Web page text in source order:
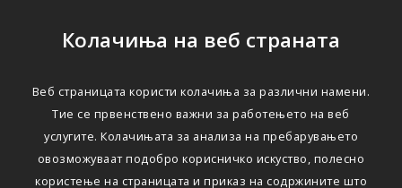
Колачиња на веб страната
Веб страницата користи колачиња за различни намени.
Тие се првенствено важни за работењето на веб
услугите. Колачињата за анализа на пребарувањето
овозможуваат подобро корисничко искуство, полесно
користење на страницата и приказ на содржините што